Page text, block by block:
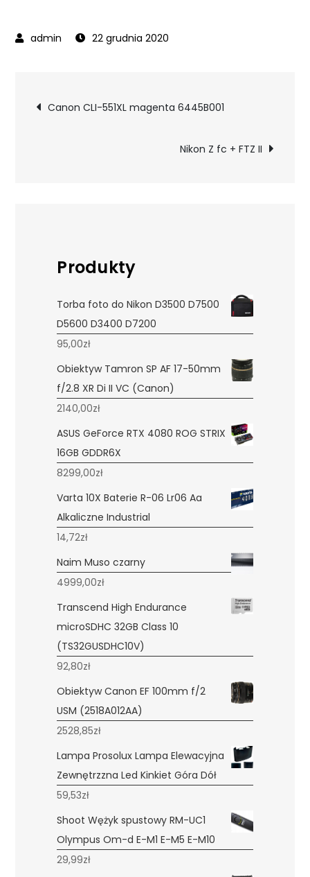
22 grudnia 2020
Nawigacja
Canon CLI-551XL magenta 6445B001
Nikon Z fc + FTZ II
Produkty
Torba foto do Nikon D3500 D7500
D5600 D3400 D7200
95,00zł
Obiektyw Tamron SP AF 17-50mm
f/2.8 XR Di II VC (Canon)
2140,00zł
ASUS GeForce RTX 4080 ROG STRIX
16GB GDDR6X
8299,00zł
Varta 10X Baterie R-06 Lr06 Aa
Alkaliczne Industrial
14,72zł
Naim Muso czarny
4999,00zł
Transcend High Endurance
microSDHC 32GB Class 10
(TS32GUSDHC10V)
92,80zł
Obiektyw Canon EF 100mm f/2
USM (2518A012AA)
2528,85zł
Lampa Prosolux Lampa Elewacyjna
Zewnętrzzna Led Kinkiet Góra Dół
59,53zł
Shoot Wężyk spustowy RM-UC1
Olympus Om-d E-M1 E-M5 E-M10
29,99zł